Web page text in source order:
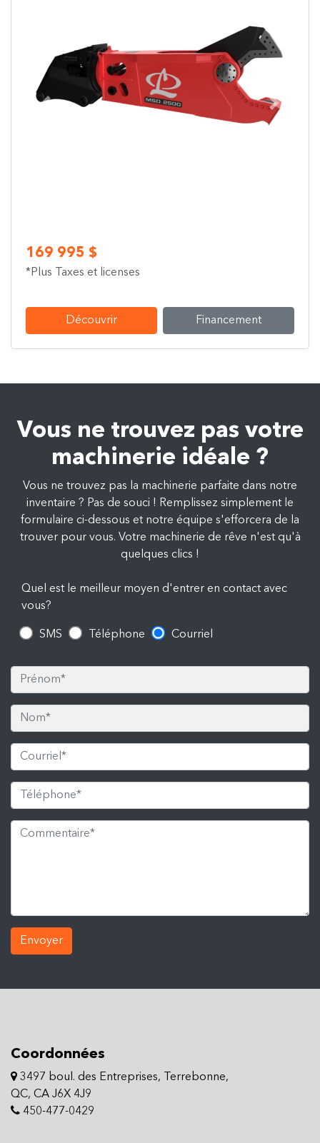
Previous Next
169 995 $
*Plus Taxes et licenses
Découvrir Financement
Vous ne trouvez pas votre
machinerie idéale ?
Vous ne trouvez pas la machinerie parfaite dans notre
inventaire ? Pas de souci ! Remplissez simplement le
formulaire ci-dessous et notre équipe s'efforcera de la
trouver pour vous. Votre machinerie de rêve n'est qu'à
quelques clics !
Quel est le meilleur moyen d'entrer en contact avec
vous?
SMS Téléphone Courriel
Envoyer
Coordonnées
3497 boul. des Entreprises, Terrebonne,
QC, CA J6X 4J9
450-477-0429